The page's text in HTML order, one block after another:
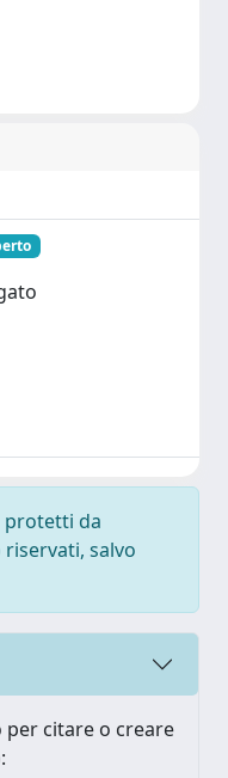
protetti da
salvo
citare o creare